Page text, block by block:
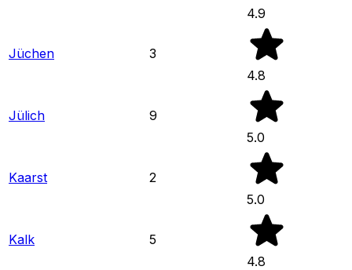
4.9
Jüchen
3
4.8
Jülich
9
5.0
Kaarst
2
5.0
Kalk
5
4.8